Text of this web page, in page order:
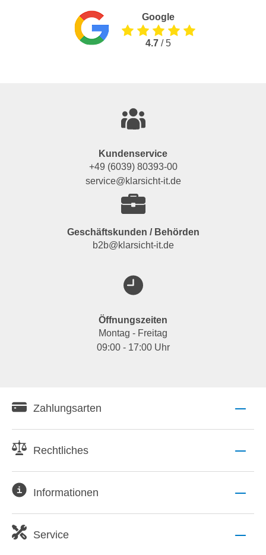
Google
4.7 / 5
Kundenservice
+49 (6039) 80393-00
service@klarsicht-it.de
Geschäftskunden / Behörden
b2b@klarsicht-it.de
Öffnungszeiten
Montag - Freitag
09:00 - 17:00 Uhr
Zahlungsarten
Rechtliches
Informationen
Service